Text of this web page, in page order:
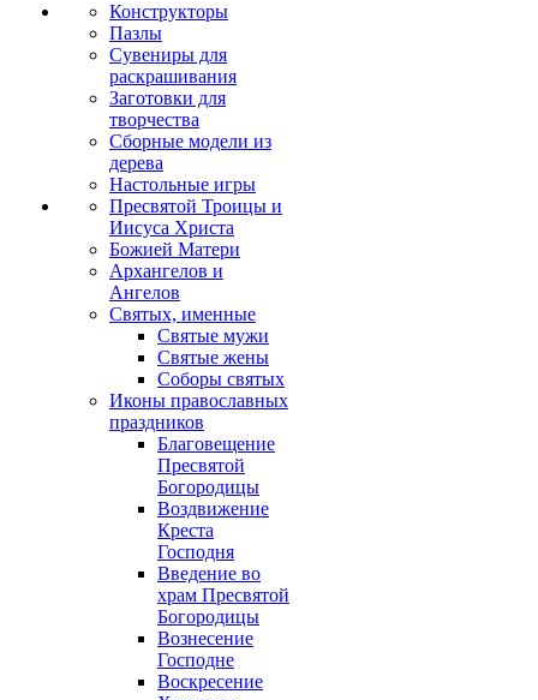
Конструкторы
Пазлы
Сувениры для
раскрашивания
Заготовки для
творчества
Сборные модели из
дерева
Настольные игры
Пресвятой Троицы и
Иисуса Христа
Божией Матери
Архангелов и
Ангелов
Святых, именные
Святые мужи
Святые жены
Соборы святых
Иконы православных
праздников
Благовещение
Пресвятой
Богородицы
Воздвижение
Креста
Господня
Введение во
храм Пресвятой
Богородицы
Вознесение
Господне
Воскресение